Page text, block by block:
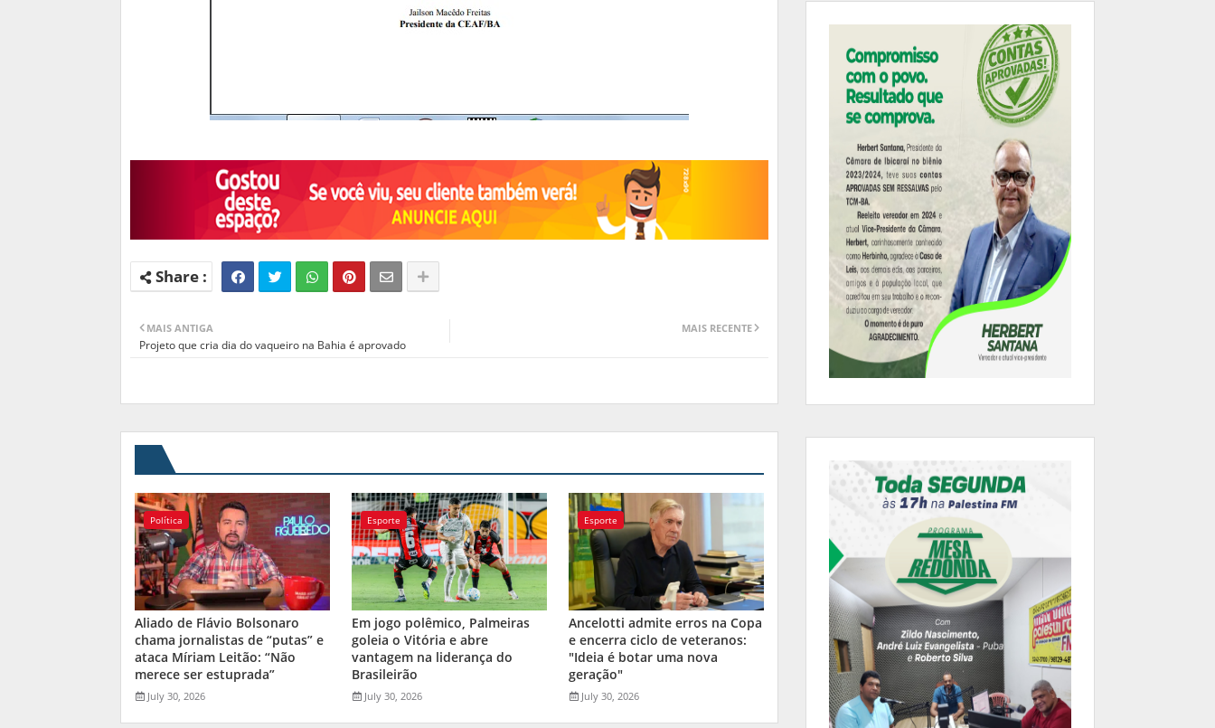
MAIS RECENTE
MAIS ANTIGA
Projeto que cria dia do vaqueiro na Bahia é aprovado
Política
Aliado de Flávio Bolsonaro
chama jornalistas de “putas” e
ataca Míriam Leitão: “Não
merece ser estuprada”
July 30, 2026
Esporte
Em jogo polêmico, Palmeiras
goleia o Vitória e abre
vantagem na liderança do
Brasileirão
July 30, 2026
Esporte
Ancelotti admite erros na Copa
e encerra ciclo de veteranos:
"Ideia é botar uma nova
geração"
July 30, 2026